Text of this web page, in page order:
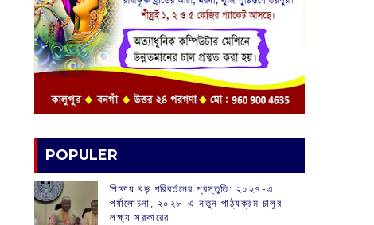
POPULER
শিক্ষায় বড় পরিবর্তনের প্রস্তুতি: ২০২৭-এ
পর্যালোচনা, ২০২৮-এ নতুন পাঠ্যক্রম চালুর
লক্ষ্য সরকারের